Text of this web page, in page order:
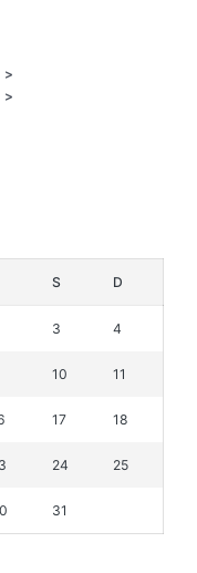
S D
3 4
10 11
17 18
24 25
31